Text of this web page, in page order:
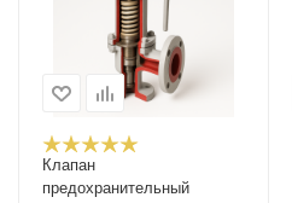
Клапан
предохранительный